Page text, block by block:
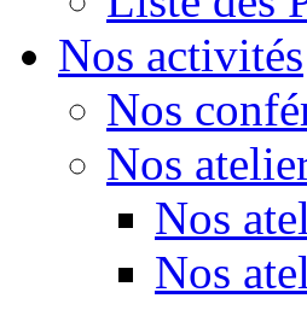
Nos activités
Nos
Nos
Nos
Nos